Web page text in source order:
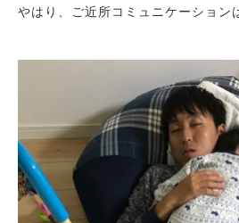
やはり、ご近所コミュニケーション